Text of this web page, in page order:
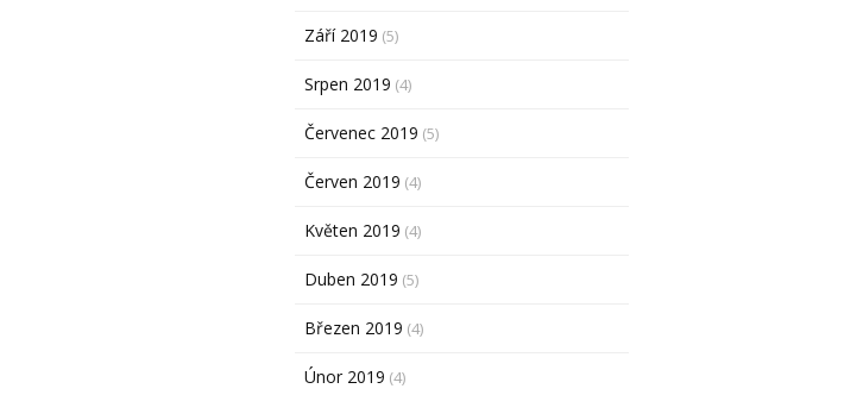
Září 2019 (5)
Srpen 2019 (4)
Červenec 2019 (5)
Červen 2019 (4)
Květen 2019 (4)
Duben 2019 (5)
Březen 2019 (4)
Únor 2019 (4)